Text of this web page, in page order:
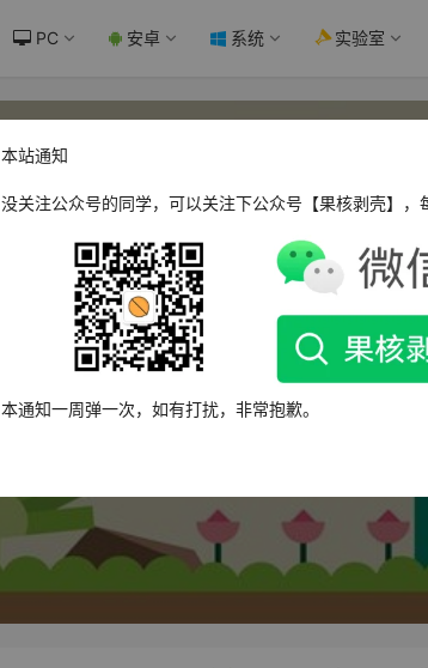
PC 安卓 系统 实验室
fhqtoss
本站通知
没关注公众号的同学，可以关注下公众号【果核剥壳】，
本通知一周弹一次，如有打扰，非常抱歉。